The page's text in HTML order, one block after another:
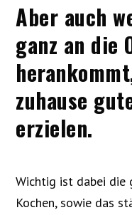
Aber auch
ganz an die
zuhause
erzielen.
Wichtig ist dabei
Kochen, sowie das